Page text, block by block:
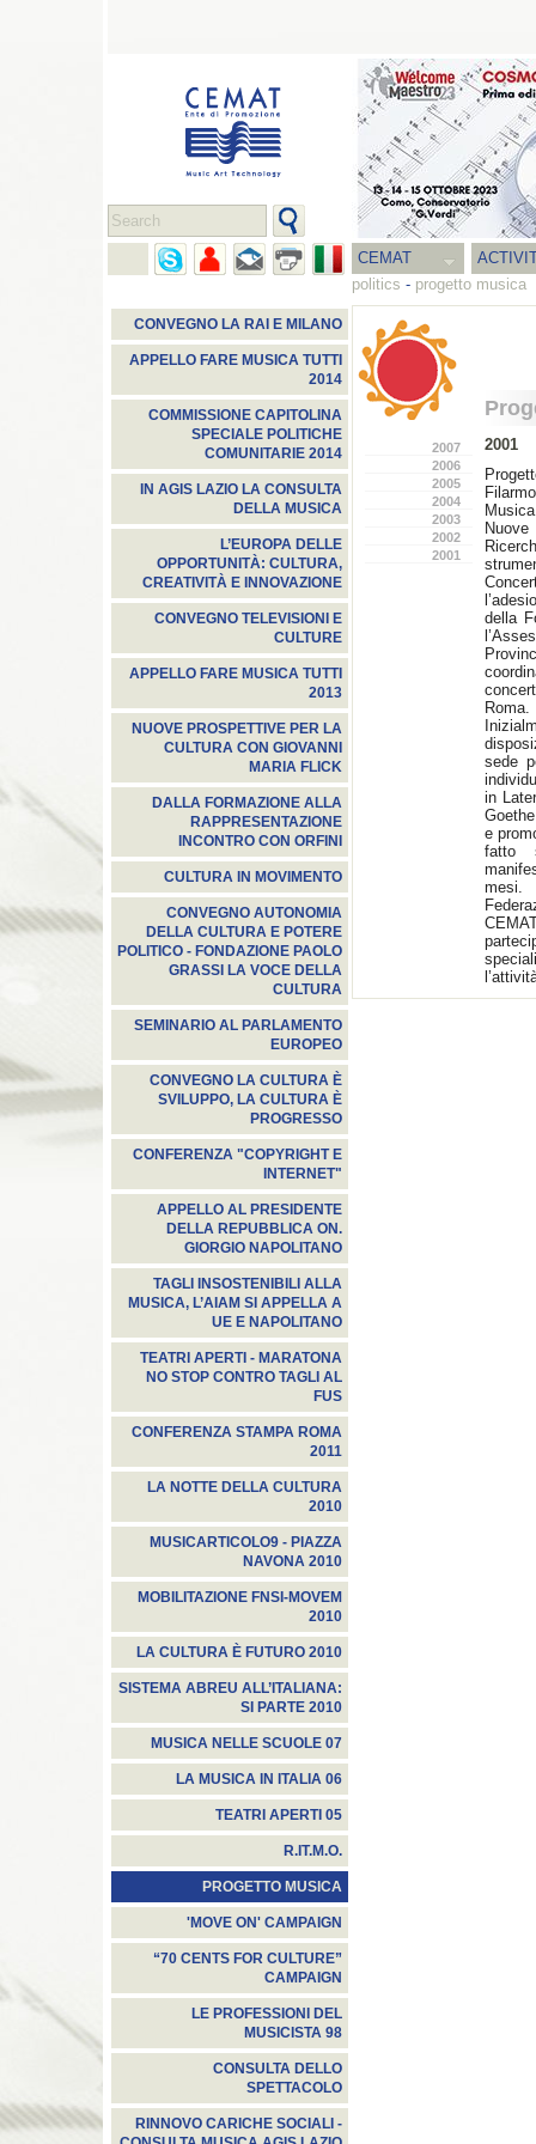
CEMAT
politics - progetto musica
CONVEGNO LA RAI E MILANO
APPELLO FARE MUSICA TUTTI
2014
COMMISSIONE CAPITOLINA
SPECIALE POLITICHE
COMUNITARIE 2014
IN AGIS LAZIO LA CONSULTA
DELLA MUSICA
L’EUROPA DELLE
OPPORTUNITÀ: CULTURA,
CREATIVITÀ E INNOVAZIONE
CONVEGNO TELEVISIONI E
CULTURE
APPELLO FARE MUSICA TUTTI
2013
NUOVE PROSPETTIVE PER LA
CULTURA CON GIOVANNI
MARIA FLICK
DALLA FORMAZIONE ALLA
RAPPRESENTAZIONE
INCONTRO CON ORFINI
CULTURA IN MOVIMENTO
CONVEGNO AUTONOMIA
DELLA CULTURA E POTERE
POLITICO - FONDAZIONE PAOLO
GRASSI LA VOCE DELLA
CULTURA
SEMINARIO AL PARLAMENTO
EUROPEO
CONVEGNO LA CULTURA È
SVILUPPO, LA CULTURA È
PROGRESSO
CONFERENZA "COPYRIGHT E
INTERNET"
APPELLO AL PRESIDENTE
DELLA REPUBBLICA ON.
GIORGIO NAPOLITANO
TAGLI INSOSTENIBILI ALLA
MUSICA, L’AIAM SI APPELLA A
UE E NAPOLITANO
TEATRI APERTI - MARATONA
NO STOP CONTRO TAGLI AL
FUS
CONFERENZA STAMPA ROMA
2011
LA NOTTE DELLA CULTURA
2010
MUSICARTICOLO9 - PIAZZA
NAVONA 2010
MOBILITAZIONE FNSI-MOVEM
2010
LA CULTURA È FUTURO 2010
SISTEMA ABREU ALL’ITALIANA:
SI PARTE 2010
MUSICA NELLE SCUOLE 07
LA MUSICA IN ITALIA 06
TEATRI APERTI 05
R.IT.M.O.
PROGETTO MUSICA
'MOVE ON' CAMPAIGN
“70 CENTS FOR CULTURE”
CAMPAIGN
LE PROFESSIONI DEL
MUSICISTA 98
CONSULTA DELLO
SPETTACOLO
RINNOVO CARICHE SOCIALI -
2007
2006
2005
2004
2003
2002
2001
2001
della
Roma.
sede
in
e
fatto
mesi.